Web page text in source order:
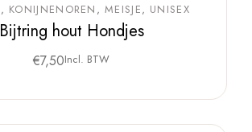
KONIJNENOREN MEISJE UNISEX
Bijtring hout Hondjes
€7,50Incl. BTW